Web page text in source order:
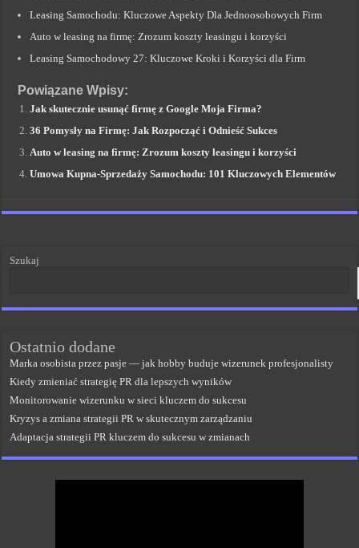
Leasing Samochodu: Kluczowe Aspekty Dla Jednoosobowych Firm
Auto w leasing na firmę: Zrozum koszty leasingu i korzyści
Leasing Samochodowy 27: Kluczowe Kroki i Korzyści dla Firm
Powiązane Wpisy:
Jak skutecznie usunąć firmę z Google Moja Firma?
36 Pomysły na Firmę: Jak Rozpocząć i Odnieść Sukces
Auto w leasing na firmę: Zrozum koszty leasingu i korzyści
Umowa Kupna-Sprzedaży Samochodu: 101 Kluczowych Elementów
Szukaj
Ostatnio dodane
Marka osobista przez pasje — jak hobby buduje wizerunek profesjonalisty
Kiedy zmieniać strategię PR dla lepszych wyników
Monitorowanie wizerunku w sieci kluczem do sukcesu
Kryzys a zmiana strategii PR w skutecznym zarządzaniu
Adaptacja strategii PR kluczem do sukcesu w zmianach